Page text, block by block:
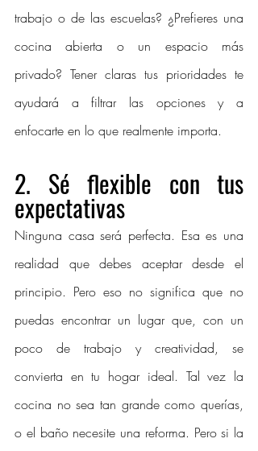
trabajo o de las escuelas? ¿Prefieres una
cocina abierta o un espacio más
privado? Tener claras tus prioridades te
ayudará a filtrar las opciones y a
enfocarte en lo que realmente importa.
2. Sé flexible con tus
expectativas
Ninguna casa será perfecta. Esa es una
realidad que debes aceptar desde el
principio. Pero eso no significa que no
puedas encontrar un lugar que, con un
poco de trabajo y creatividad, se
convierta en tu hogar ideal. Tal vez la
cocina no sea tan grande como querías,
o el baño necesite una reforma. Pero si la